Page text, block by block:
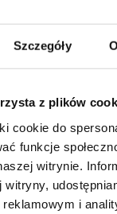
Szczegóły
z plików
cookie do
funkcje
witrynie.
i
Wilanów Park.
strefa Meeting Point,
1000
Forum mogą
umawiania spotkań i
niemu będzie
z innymi
kliknij TUTAJ